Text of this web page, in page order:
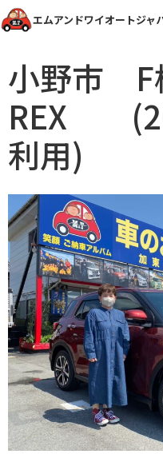
エムアンドワイオートジャ
小野市 F
REX
利用)